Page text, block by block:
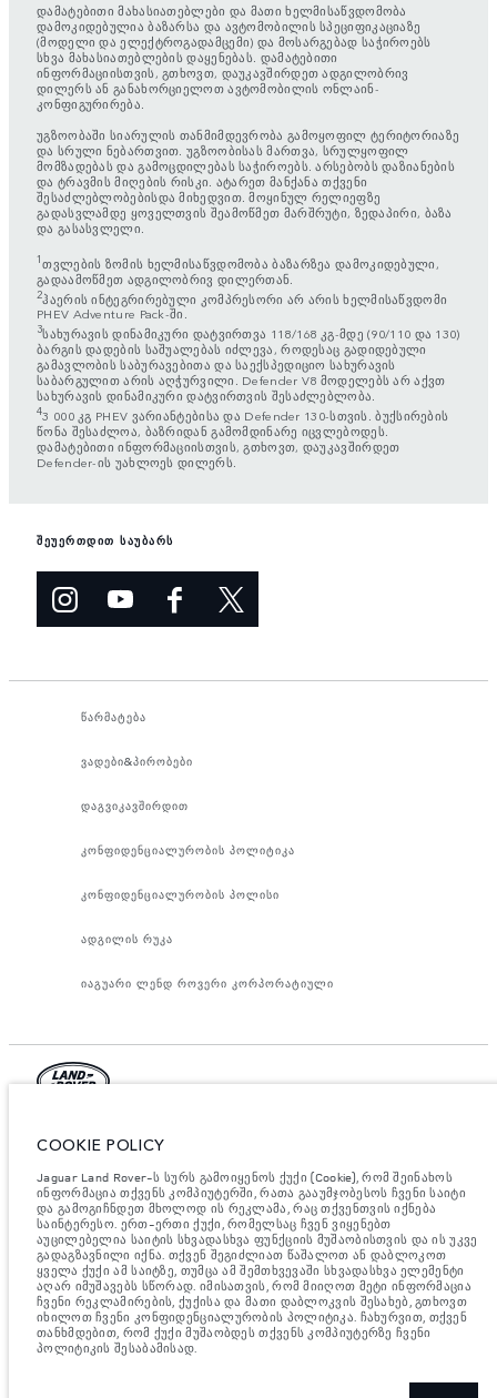
დამატებითი მახასიათებლები და მათი ხელმისაწვდომობა
დამოკიდებულია ბაზარსა და ავტომობილის სპეციფიკაციაზე
(მოდელი და ელექტროგადამცემი) და მოსარგებად საჭიროებს
სხვა მახასიათებლების დაყენებას. დამატებითი
ინფორმაციისთვის, გთხოვთ, დაუკავშირდეთ ადგილობრივ
დილერს ან განახორციელოთ ავტომობილის ონლაინ-
კონფიგურირება.
უგზოობაში სიარულის თანმიმდევრობა გამოყოფილ ტერიტორიაზე
და სრული ნებართვით. უგზოობისას მართვა, სრულყოფილ
მომზადებას და გამოცდილებას საჭიროებს. არსებობს დაზიანების
და ტრავმის მიღების რისკი. ატარეთ მანქანა თქვენი
შესაძლებლობებისდა მიხედვით. მოყინულ რელიეფზე
გადასვლამდე ყოველთვის შეამოწმეთ მარშრუტი, ზედაპირი, ბაზა
და გასასვლელი.
1თვლების ზომის ხელმისაწვდომობა ბაზარზეა დამოკიდებული,
გადაამოწმეთ ადგილობრივ დილერთან.
2ჰაერის ინტეგრირებული კომპრესორი არ არის ხელმისაწვდომი
PHEV Adventure Pack-ში.
3სახურავის დინამიკური დატვირთვა 118/168 კგ-მდე (90/110 და 130)
ბარგის დადების საშუალებას იძლევა, როდესაც გადიდებული
გამავლობის საბურავებითა და საექსპედიციო სახურავის
საბარგულით არის აღჭურვილი. Defender V8 მოდელებს არ აქვთ
სახურავის დინამიკური დატვირთვის შესაძლებლობა.
43 000 კგ PHEV ვარიანტებისა და Defender 130-სთვის. ბუქსირების
წონა შესაძლოა, ბაზრიდან გამომდინარე იცვლებოდეს.
დამატებითი ინფორმაციისთვის, გთხოვთ, დაუკავშირდეთ
Defender-ის უახლოეს დილერს.
შეუერთდით საუბარს
წარმატება
ვადები&პირობები
დაგვიკავშირდით
კონფიდენციალურობის პოლიტიკა
კონფიდენციალურობის პოლისი
ადგილის რუკა
იაგუარი ლენდ როვერი კორპორატიული
უითლი, ქონვერთი CV3 4LF. რეგისტრირებულია დიდ ბრიტანეთში
მითითებული ციფრები არის ოფიციალური მწარმოებლის ტესტირების
შედეგები. ავტომობილის საწვავის მოხმარება შესაძლებელია
განვასხვავოთ ტესტებიდან მიღებული შედეგებით, ხოლო ციფრები
მითითებულია მხოლოდ შედარებითი მიზნისათვის. ვებ გვერდზე
მითითებული ინფორმაცია, ტექნიკური პირობები, ფერები და ფასები
შესაძლებელია იცვლებოდეს ბაზრის მიხედვით და ცვლილება
აუცილებლად მოხდება შეტყობინების შემდეგ. დეტალური ინფორმაციის
მისაღებად, გთხოვთ, მიმართეთ ადგილობრივ დილერს.
მნიშვნელოვანი ინფორმაცია გამოსახულებისა და სპეციფიკაციის
შესახებ.ნახევარგამტარების გლობალური დეფიციტი ამჟამად გავლენას
ახდენს ავტომობილის კონსტრუქციის სპეციფიკაციებზე, მოდელების
ხელმისაწვდომობასა და აწყობის ვადებზე. ეს არის ძალიან დინამიური
COOKIE POLICY
Jaguar Land Rover-ს სურს გამოიყენოს ქუქი (Cookie), რომ შეინახოს
ინფორმაცია თქვენს კომპიუტერში, რათა გააუმჯობესოს ჩვენი საიტი
და გამოგიჩნდეთ მხოლოდ ის რეკლამა, რაც თქვენთვის იქნება
საინტერესო. ერთ-ერთი ქუქი, რომელსაც ჩვენ ვიყენებთ
აუცილებელია საიტის სხვადასხვა ფუნქციის მუშაობისთვის და ის უკვე
გადაგზავნილი იქნა. თქვენ შეგიძლიათ წაშალოთ ან დაბლოკოთ
ყველა ქუქი ამ საიტზე, თუმცა ამ შემთხვევაში სხვადასხვა ელემენტი
აღარ იმუშავებს სწორად. იმისათვის, რომ მიიღოთ მეტი ინფორმაცია
ჩვენი რეკლამირების, ქუქისა და მათი დაბლოკვის შესახებ, გთხოვთ
იხილოთ ჩვენი კონფიდენციალურობის პოლიტიკა. ჩახურვით, თქვენ
თანხმდებით, რომ ქუქი მუშაობდეს თქვენს კომპიუტერზე ჩვენი
პოლიტიკის შესაბამისად.